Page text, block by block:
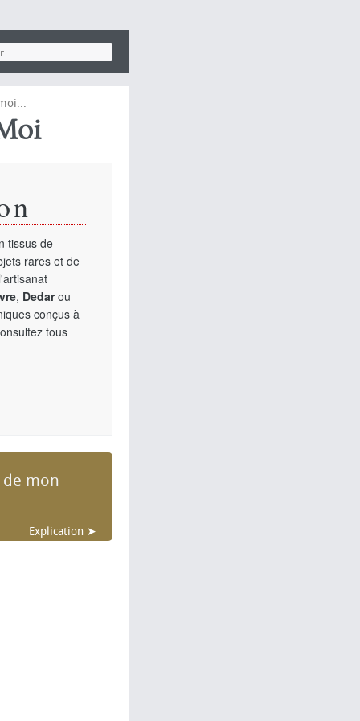
tissus de
rares et de
, Dedarou
conçus à
tous
mon
Explication ➤